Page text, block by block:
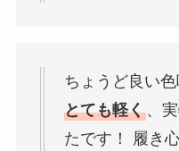
ちょうど良い
とても軽く、
たです！ 履き